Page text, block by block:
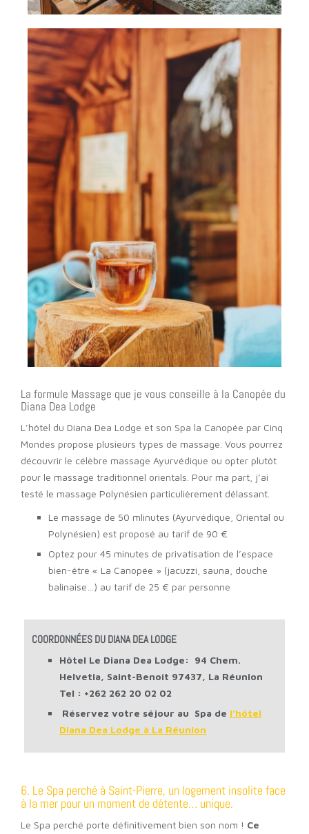
La formule Massage que je vous conseille à la Canopée du
Diana Dea Lodge
L’hôtel du Diana Dea Lodge et son Spa la Canopée par Cinq
Mondes propose plusieurs types de massage. Vous pourrez
découvrir le célèbre massage Ayurvédique ou opter plutôt
pour le massage traditionnel orientals. Pour ma part, j’ai
testé le massage Polynésien particulièrement délassant.
Le massage de 50 mlinutes (Ayurvédique, Oriental ou
Polynésien) est proposé au tarif de 90 €
Optez pour 45 minutes de privatisation de l’espace
bien-être « La Canopée » (jacuzzi, sauna, douche
balinaise…) au tarif de 25 € par personne
COORDONNÉES DU DIANA DEA LODGE
Hôtel Le Diana Dea Lodge: 94 Chem.
Helvetia, Saint-Benoît 97437, La Réunion
Tel : +262 262 20 02 02
Réservez votre séjour au Spa de l’hôtel
Diana Dea Lodge à La Réunion
6. Le Spa perché à Saint-Pierre, un logement insolite face
à la mer pour un moment de détente… unique.
Le Spa perché porte définitivement bien son nom ! Ce